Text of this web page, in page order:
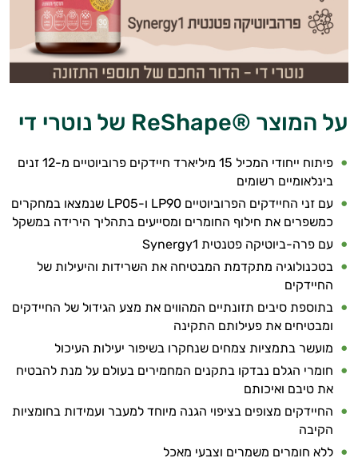
על המוצר ®ReShape של נוטרי די
פיתוח ייחודי המכיל 15 מיליארד חיידקים פרוביוטיים מ-12 זנים
בינלאומיים רשומים
עם זני החיידקים הפרוביוטיים LP90 ו-LP05 שנמצאו במחקרים
כמשפרים את חילוף החומרים ומסייעים בתהליך הירידה במשקל
עם פרה-ביוטיקה פטנטית Synergy1
בטכנולוגיה מתקדמת המבטיחה את השרידות והיעילות של
החיידקים
בתוספת סיבים תזונתיים המהווים את מצע הגידול של החיידקים
ומבטיחים את פעילותם התקינה
מועשר בתמציות צמחים שנחקרו בשיפור יעילות העיכול
חומרי הגלם נבדקו בתקנים המחמירים בעולם על מנת להבטיח
את טיבם ואיכותם
החיידקים מצופים בציפוי הגנה מיוחד למעבר ועמידות בחומציות
הקיבה
ללא חומרים משמרים וצבעי מאכל